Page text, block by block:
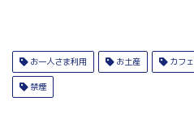
お一人さま利用 お土産 カフェ
禁煙